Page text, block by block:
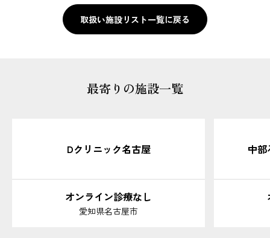
取扱い施設リスト一覧に戻る
最寄りの施設一覧
Dクリニック名古屋
オンライン診療なし
愛知県名古屋市
中